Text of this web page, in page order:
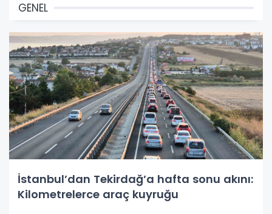
GENEL
İstanbul’dan Tekirdağ’a hafta sonu akını:
Kilometrelerce araç kuyruğu